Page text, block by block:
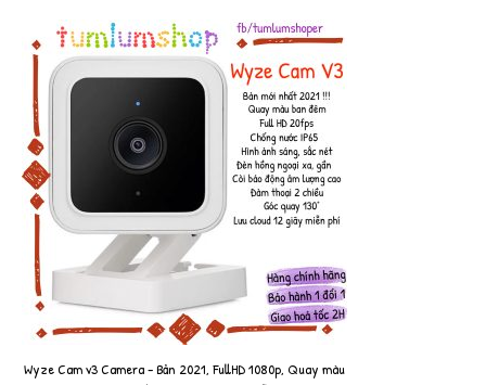
Wyze Cam v3 Camera - Bản 2021, FullHD 1080p, Quay màu